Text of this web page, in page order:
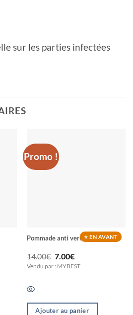
sur les parties infectées
Promo !
⭐ EN AVANT
Pommade anti verrues EELHOE
14.00€ Le
prix
initial
7.00€Le
prix
actuel
Vendu par : MYBEST
Ajouter au panier